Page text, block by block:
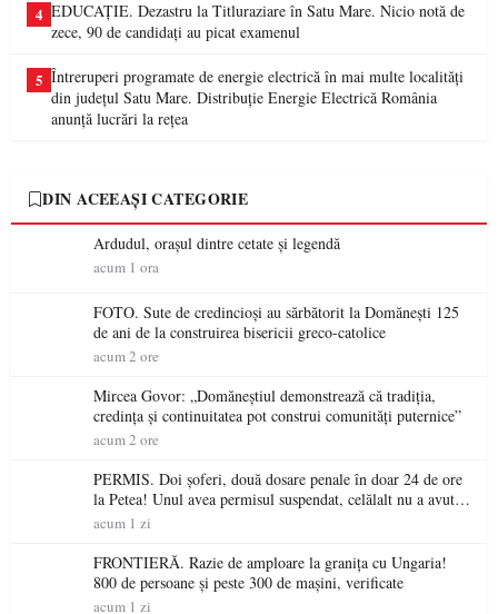
4 EDUCAȚIE. Dezastru la Titluraziare în Satu Mare. Nicio notă de
zece, 90 de candidați au picat examenul
5 Întreruperi programate de energie electrică în mai multe localități
din județul Satu Mare. Distribuție Energie Electrică România
anunță lucrări la rețea
DIN ACEEAȘI CATEGORIE
Ardudul, orașul dintre cetate și legendă
acum 1 ora
FOTO. Sute de credincioși au sărbătorit la Domănești 125
de ani de la construirea bisericii greco-catolice
acum 2 ore
Mircea Govor: „Domăneștiul demonstrează că tradiția,
credința și continuitatea pot construi comunități puternice”
acum 2 ore
PERMIS. Doi șoferi, două dosare penale în doar 24 de ore
la Petea! Unul avea permisul suspendat, celălalt nu a avut
niciodată permis
acum 1 zi
FRONTIERĂ. Razie de amploare la granița cu Ungaria!
800 de persoane și peste 300 de mașini, verificate
acum 1 zi